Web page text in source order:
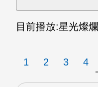
目前播放:星光燦爛
1 2 3 4